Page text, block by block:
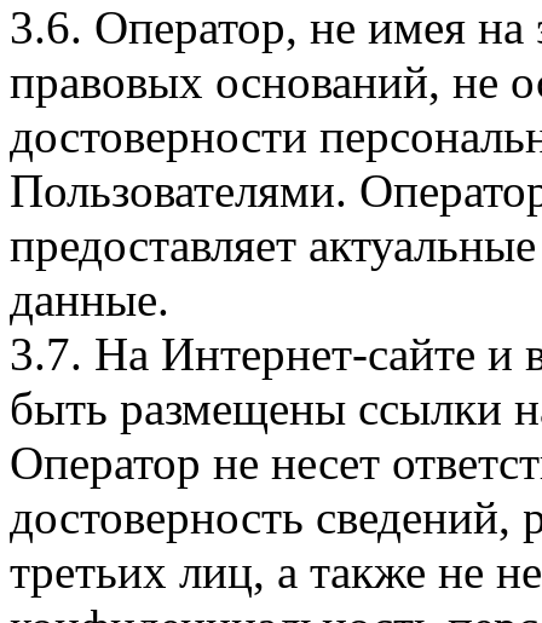
3.6. Оператор, не имея
правовых оснований, не
достоверности
Пользователями.
предоставляет
данные.
3.7. На Интернет-сайте
быть размещены ссылки
Оператор не несет
достоверность
третьих лиц, а также не